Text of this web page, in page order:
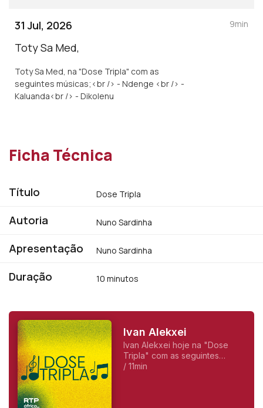
31 Jul, 2026
Toty Sa Med,
Toty Sa Med, na "Dose Tripla" com as
seguintes músicas;<br /> - Ndenge <br /> -
Kaluanda<br /> - Dikolenu
9min
Ficha Técnica
Título Dose Tripla
Autoria Nuno Sardinha
Apresentação Nuno Sardinha
Duração 10 minutos
Ivan Alekxei
Ivan Alekxei hoje na "Dose
Tripla" com as seguintes
músicas:<br /> - Herança
/ 11min